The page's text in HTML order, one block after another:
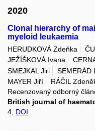
2020
Clonal hierarchy of
myeloid leukaemia
HERUDKOVÁ Zdeňka
JEŽÍŠKOVÁ Ivana
SMEJKAL Jiri
SEMERÁD
MAYER Jiří
RÁČIL
Recenzovaný odborný
British journal of
4, DOI